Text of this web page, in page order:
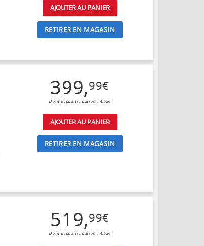
AJOUTER AU PANIER
RETIRER EN MAGASIN
399,99€
Dont Ecoparticipation : 4,52€
AJOUTER AU PANIER
RETIRER EN MAGASIN
519,99€
Dont Ecoparticipation : 4,52€